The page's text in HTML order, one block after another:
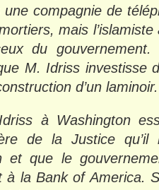
compagnie de
mais
du gouvernement.
M. Idriss investisse
d’un laminoir.
à Washington
de la Justice qu’il
et que le
à la Bank of America.